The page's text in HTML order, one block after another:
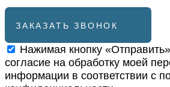
ЗАКАЗАТЬ ЗВОНОК
Нажимая кнопку
согласие на обработку моей
информации в соответствии с